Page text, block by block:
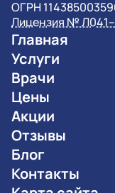
ОГРН
Лицензия №
Главная
Услуги
Врачи
Цены
Акции
Отзывы
Блог
Контакты